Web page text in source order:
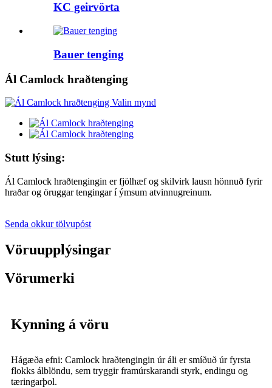
KC geirvörta
Bauer tenging
Ál Camlock hraðtenging
Stutt lýsing:
Ál Camlock hraðtengingin er fjölhæf og skilvirk lausn hönnuð fyrir
hraðar og öruggar tengingar í ýmsum atvinnugreinum.
Senda okkur tölvupóst
Vöruupplýsingar
Vörumerki
Kynning á vöru
Hágæða efni: Camlock hraðtengingin úr áli er smíðuð úr fyrsta
flokks álblöndu, sem tryggir framúrskarandi styrk, endingu og
tæringarþol.